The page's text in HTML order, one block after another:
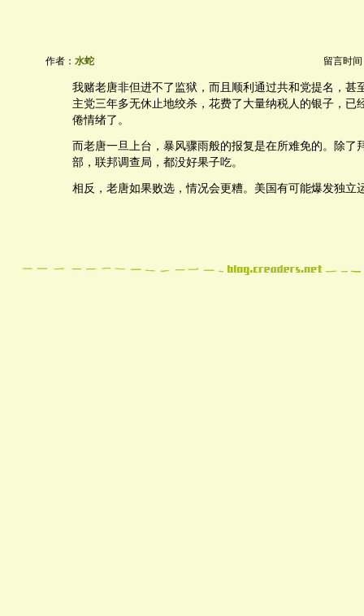
作者： 水蛇 留言时间
我赌老唐非但进不了监狱，而且顺利通过共和党提名，甚
主党三年多无休止地绞杀，花费了大量纳税人的银子，已
倦情绪了。
而老唐一旦上台，暴风骤雨般的报复是在所难免的。除了
部，联邦调查局，都没好果子吃。
相反，老唐如果败选，情况会更糟。美国有可能爆发独立